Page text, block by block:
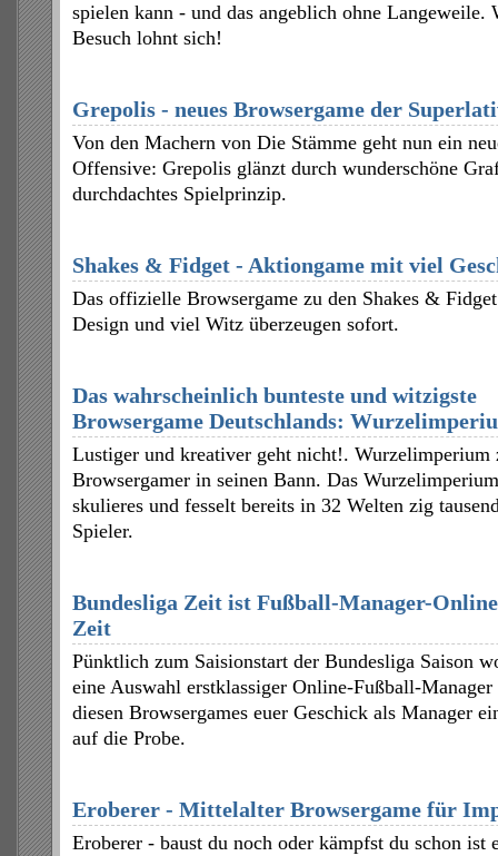
spielen kann - und das angeblich ohne Langeweile.
Besuch lohnt sich!
Grepolis - neues Browsergame der
Von den Machern von Die Stämme geht nun ein
Offensive: Grepolis glänzt durch wunderschöne
durchdachtes Spielprinzip.
Shakes & Fidget - Aktiongame mit viel
Das offizielle Browsergame zu den Shakes &
Design und viel Witz überzeugen sofort.
Das wahrscheinlich bunteste und witzigste
Browsergame Deutschlands:
Lustiger und kreativer geht nicht!. Wurzelimperium
Browsergamer in seinen Bann. Das
skulieres und fesselt bereits in 32 Welten zig
Spieler.
Bundesliga Zeit ist Fußball-Manager-
Zeit
Pünktlich zum Saisionstart der Bundesliga Saison
eine Auswahl erstklassiger Online-Fußball-
diesen Browsergames euer Geschick als Manager
auf die Probe.
Eroberer - Mittelalter Browsergame für
Eroberer - baust du noch oder kämpfst du schon ist